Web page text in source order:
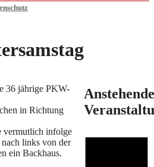
36 jährige PKW-
in Richtung
vermutlich infolge
links von der
ein Backhaus.
Anstehende